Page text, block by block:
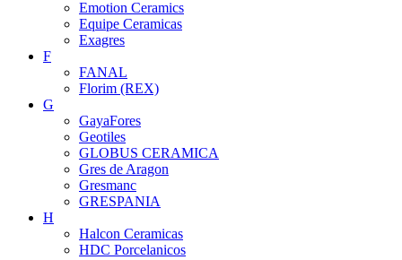
Emotion Ceramics
Equipe Ceramicas
Exagres
F
FANAL
Florim (REX)
G
GayaFores
Geotiles
GLOBUS CERAMICA
Gres de Aragon
Gresmanc
GRESPANIA
H
Halcon Ceramicas
HDC Porcelanicos